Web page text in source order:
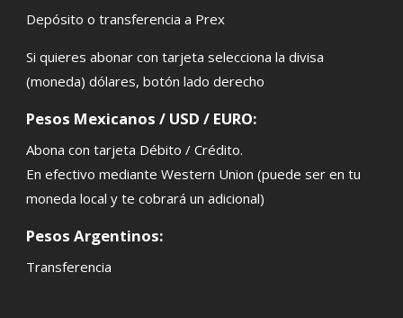
Depósito o transferencia a Prex
Si quieres abonar con tarjeta selecciona la divisa
(moneda) dólares, botón lado derecho
Pesos Mexicanos / USD / EURO:
Abona con tarjeta Débito / Crédito.
En efectivo mediante Western Union (puede ser en tu
moneda local y te cobrará un adicional)
Pesos Argentinos:
Transferencia